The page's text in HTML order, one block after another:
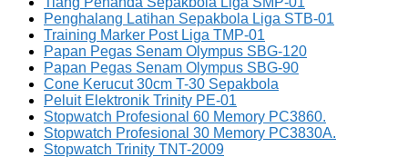
Penghalang Latihan Sepakbola Liga STB-01
Training Marker Post Liga TMP-01
Papan Pegas Senam Olympus SBG-120
Papan Pegas Senam Olympus SBG-90
Cone Kerucut 30cm T-30 Sepakbola
Peluit Elektronik Trinity PE-01
Stopwatch Profesional 60 Memory PC3860.
Stopwatch Profesional 30 Memory PC3830A.
Stopwatch Trinity TNT-2009